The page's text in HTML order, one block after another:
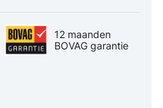
12 maanden
BOVAG garantie